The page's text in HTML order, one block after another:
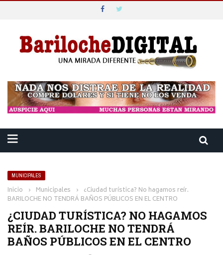
MUNICIPALES
Inicio › Municipales › ¿Ciudad turística? No hagamos reír.
BARILOCHE NO TENDRÁ BAÑOS PÚBLICOS EN EL CENTRO
¿CIUDAD TURÍSTICA? NO HAGAMOS
REÍR. BARILOCHE NO TENDRÁ
BAÑOS PÚBLICOS EN EL CENTRO